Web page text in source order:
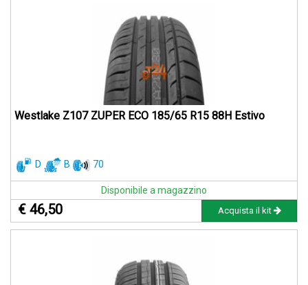
Westlake Z107 ZUPER ECO 185/65 R15 88H Estivo
D B 70
Disponibile a magazzino
€ 46,50 Acquista il kit